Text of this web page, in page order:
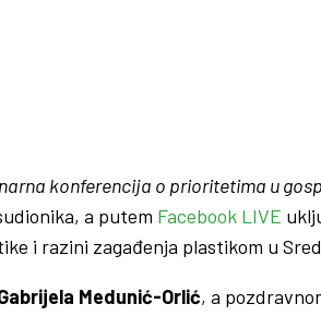
konferencija o prioritetima u
a putem Facebook LIVE
i razini zagađenja plastikom u
Medunić-Orlić, a